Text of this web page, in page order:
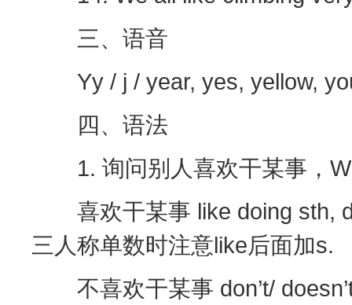
三、语音
Yy / j / year, yes, yellow,
四、语法
1. 询问别人喜欢干某事，
喜欢干某事 like doing sth,
三人称单数时注意like后面加s.
不喜欢干某事 don’t/